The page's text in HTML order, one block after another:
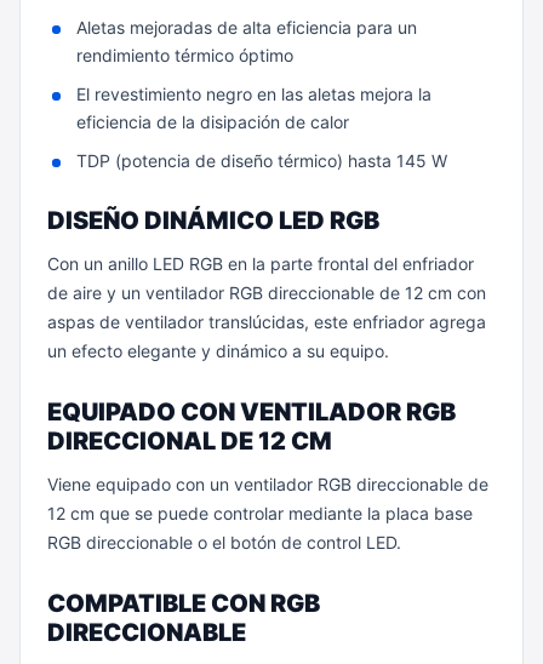
Aletas mejoradas de alta eficiencia para un
rendimiento térmico óptimo
El revestimiento negro en las aletas mejora la
eficiencia de la disipación de calor
TDP (potencia de diseño térmico) hasta 145 W
DISEÑO DINÁMICO LED RGB
Con un anillo LED RGB en la parte frontal del enfriador
de aire y un ventilador RGB direccionable de 12 cm con
aspas de ventilador translúcidas, este enfriador agrega
un efecto elegante y dinámico a su equipo.
EQUIPADO CON VENTILADOR RGB
DIRECCIONAL DE 12 CM
Viene equipado con un ventilador RGB direccionable de
12 cm que se puede controlar mediante la placa base
RGB direccionable o el botón de control LED.
COMPATIBLE CON RGB
DIRECCIONABLE